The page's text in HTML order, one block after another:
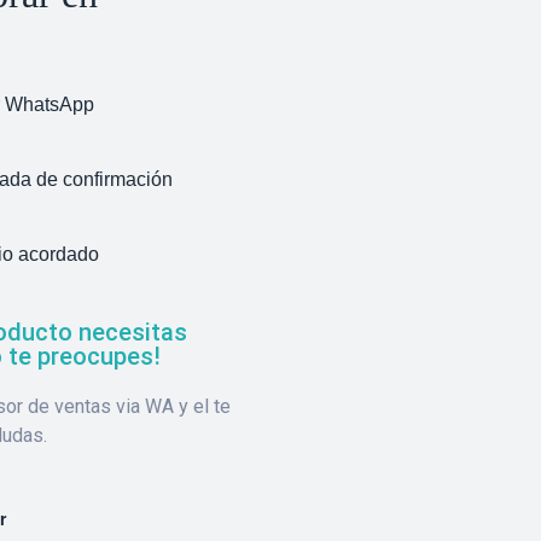
WhatsApp
de confirmación
acordado
necesitas
te preocupes!
de ventas via WA y el te